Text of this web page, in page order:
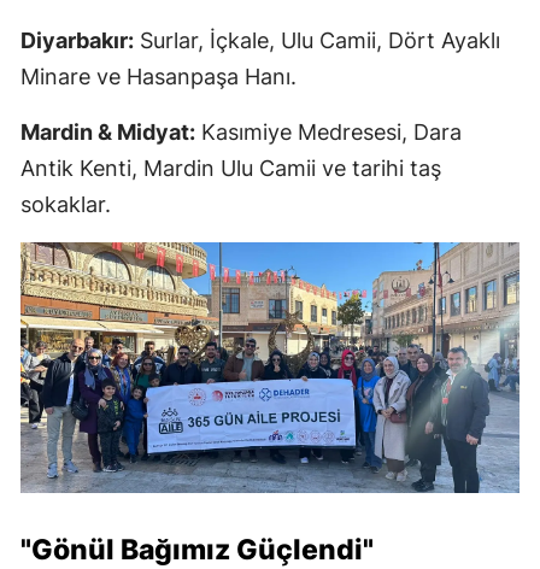
Diyarbakır: Surlar, İçkale, Ulu Camii, Dört Ayaklı
Minare ve Hasanpaşa Hanı.
Mardin & Midyat: Kasımiye Medresesi, Dara
Antik Kenti, Mardin Ulu Camii ve tarihi taş
sokaklar.
"Gönül Bağımız Güçlendi"